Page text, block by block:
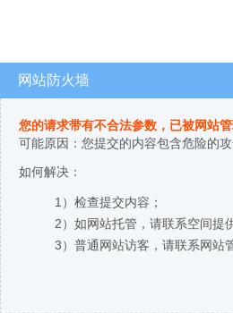
网站防火墙
您的请求带有不合法参数，已被网站
可能原因：您提交的内容包含危险的
如何解决：
1）检查提交内容；
2）如网站托管，请联系空间提
3）普通网站访客，请联系网站